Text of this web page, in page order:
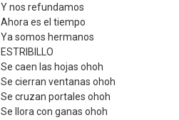
Y nos refundamos
Ahora es el tiempo
Ya somos hermanos
ESTRIBILLO
Se caen las hojas ohoh
Se cierran ventanas ohoh
Se cruzan portales ohoh
Se llora con ganas ohoh